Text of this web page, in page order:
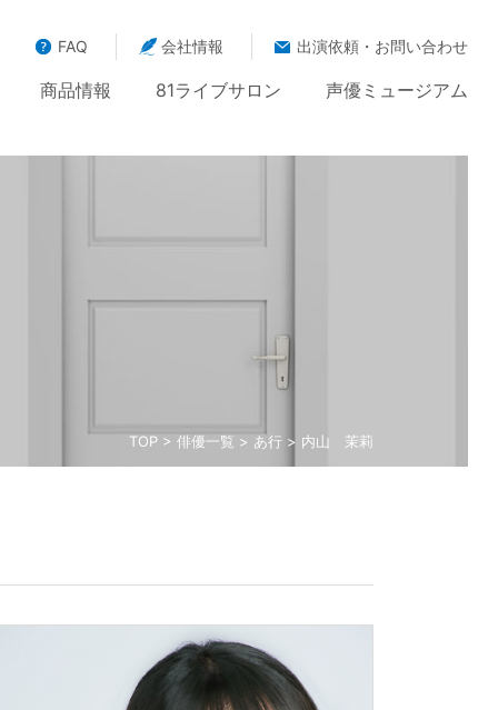
FAQ 会社情報 出演依頼・お問い合わせ
商品情報 81ライブサロン 声優ミュージアム
TOP> 俳優一覧 > あ行> 内山 茉莉